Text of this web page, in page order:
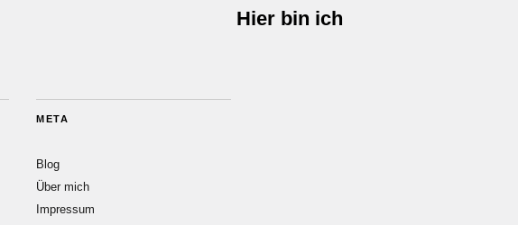
Hier bin ich
META
Blog
Über mich
Impressum